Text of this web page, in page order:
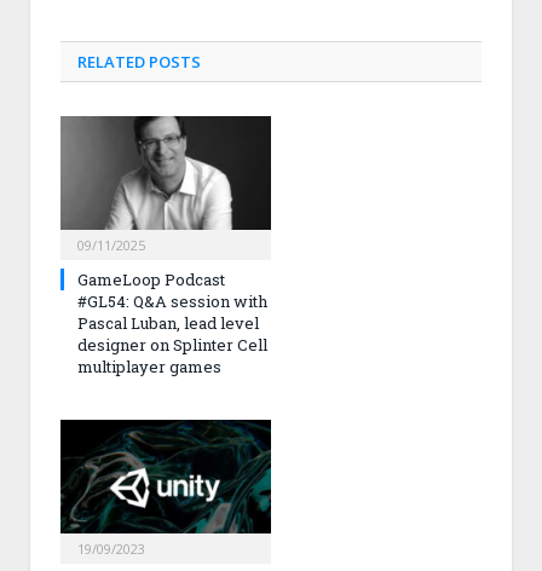
RELATED POSTS
09/11/2025
GameLoop Podcast
#GL54: Q&A session with
Pascal Luban, lead level
designer on Splinter Cell
multiplayer games
19/09/2023